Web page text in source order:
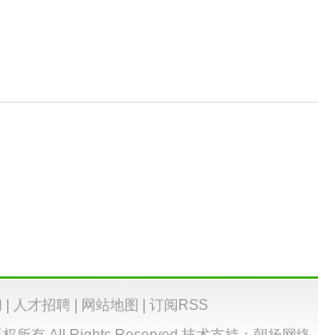
1
人才招聘| 网站地图
订阅RSS